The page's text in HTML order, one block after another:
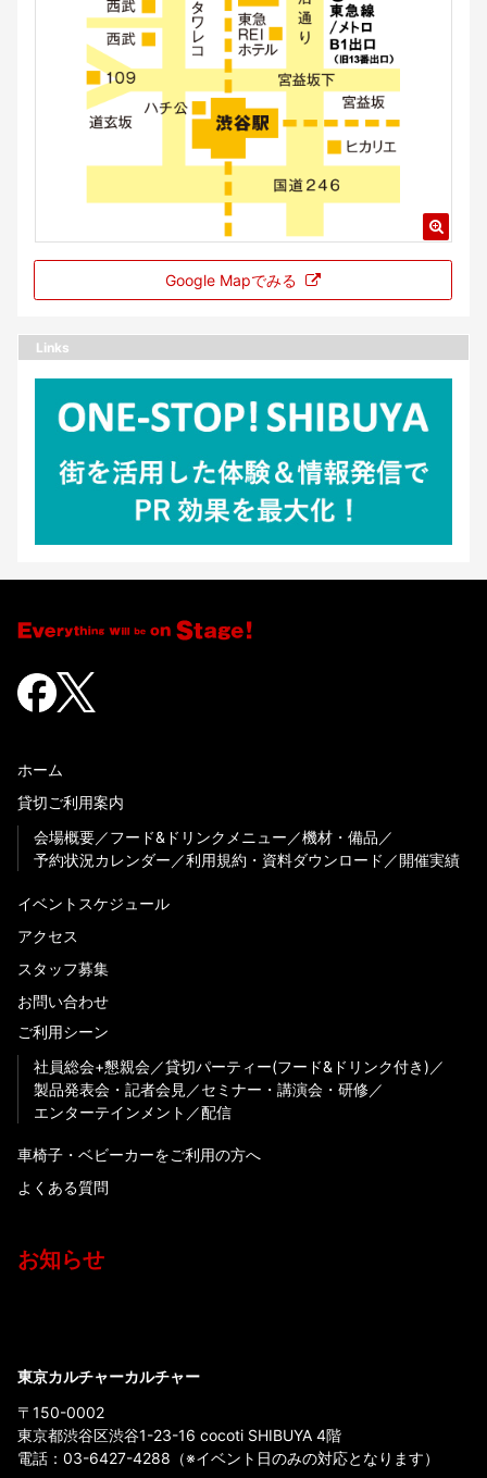
Google Mapでみる
Links
ホーム
貸切ご利用案内
会場概要
フード&ドリンクメニュー
機材・備品
予約状況カレンダー
利用規約・資料ダウンロード 開催実績
イベントスケジュール
アクセス
スタッフ募集
お問い合わせ
ご利用シーン
社員総会+懇親会
貸切パーティー(フード&ドリンク付き)
製品発表会・記者会見
セミナー・講演会・研修
エンターテインメント
配信
車椅子・ベビーカーをご利用の方へ
よくある質問
お知らせ
東京カルチャーカルチャー
〒150-0002
東京都渋谷区渋谷1-23-16 cocoti SHIBUYA 4階
電話： 03-6427-4288 （※イベント日のみの対応となります）